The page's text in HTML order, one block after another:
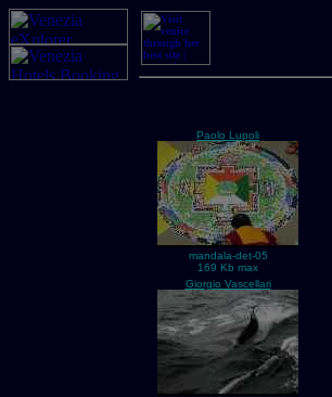
Paolo Lupoli
mandala-det-05
169 Kb max
Giorgio Vascellari